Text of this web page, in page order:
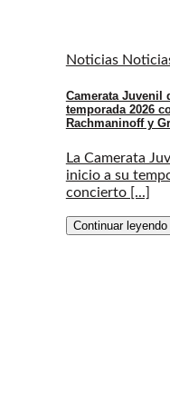
Noticias
Camerata Juvenil
temporada 2026
Rachmaninoff y
La Camerata
inicio a su
concierto [...]
Continuar leyendo